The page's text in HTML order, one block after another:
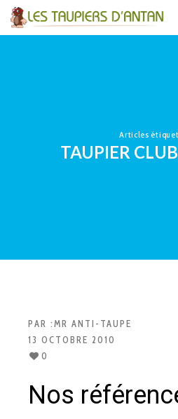
Articles
TAUPIER
PAR :MR ANTI-TAUPE
13 OCTOBRE 2010
0
Nos